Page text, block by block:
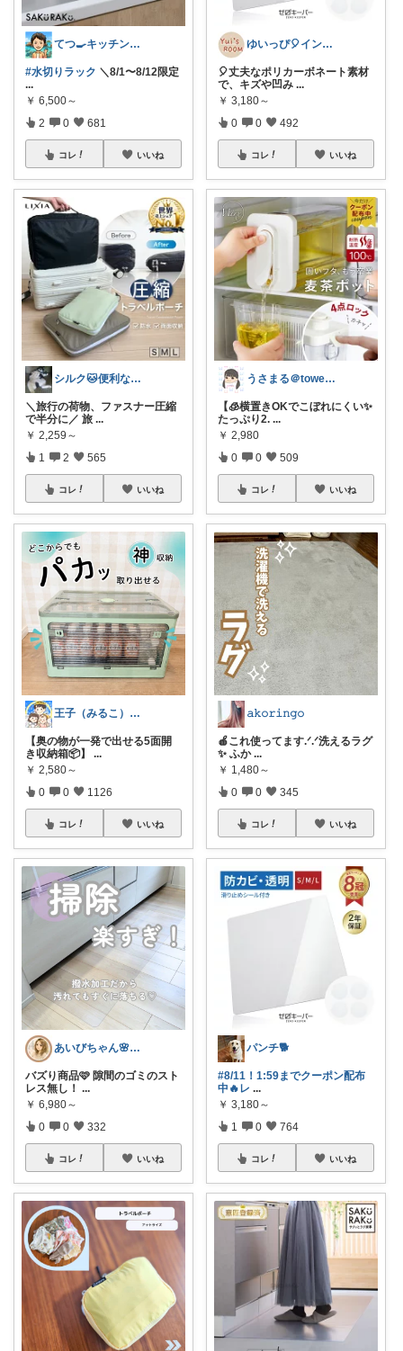
てつ🍳キッチンアイテム｜アイコン変更
#水切りラック ＼8/1〜8/12限定
...
￥ 6,500～
2 0 681
コレ いいね
シルク🐱便利な暮らし
＼旅行の荷物、ファスナー圧縮
で半分に／ 旅 ...
￥ 2,259～
1 2 565
コレ いいね
王子（みるこ）👑便利グッズ×QOL向上
【奥の物が一発で出せる5面開
き収納箱📦】 ...
￥ 2,580～
0 0 1126
コレ いいね
あいびちゃん🌸２児mama
バズり商品🩷 隙間のゴミのスト
レス無し！ ...
￥ 6,980～
0 0 332
コレ いいね
ゆいっぴ🎈インテリアとファッション
🎈丈夫なポリカーボネート素材
で、キズや凹み ...
￥ 3,180～
0 0 492
コレ いいね
うさまる＠tower愛好家
【🧊横置きOKでこぼれにくい✨
たっぷり2. ...
￥ 2,980
0 0 509
コレ いいね
𝚊𝚔𝚘𝚛𝚒𝚗𝚐𝚘
🍎これ使ってます.ᐟ.ᐟ洗えるラグ
✨ ふか ...
￥ 1,480～
0 0 345
コレ いいね
パンチ🐕
#8/11！1:59までクーポン配布
中🔥レ ...
￥ 3,180～
1 0 764
コレ いいね